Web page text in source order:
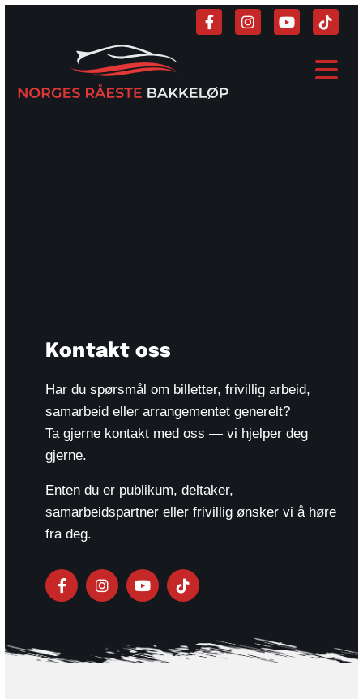
Kontakt oss
Har du spørsmål om billetter, frivillig arbeid,
samarbeid eller arrangementet generelt?
Ta gjerne kontakt med oss — vi hjelper deg
gjerne.
Enten du er publikum, deltaker,
samarbeidspartner eller frivillig ønsker vi å høre
fra deg.